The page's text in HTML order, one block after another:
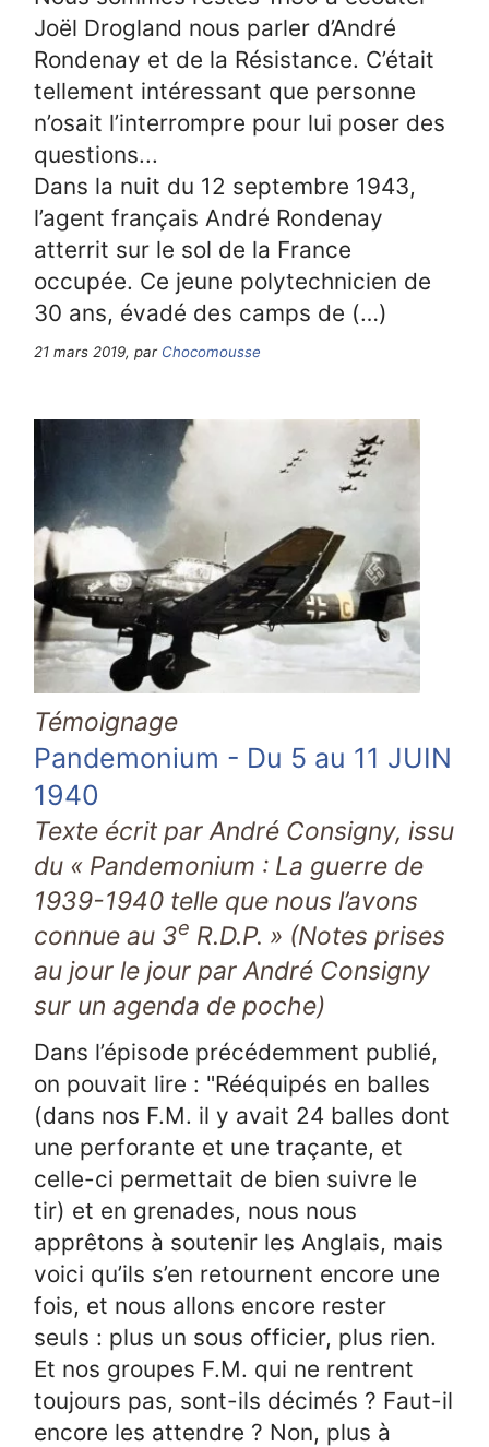
Joël Drogland nous parler d’André
Rondenay et de la Résistance. C’était
tellement intéressant que personne
n’osait l’interrompre pour lui poser des
questions...
Dans la nuit du 12 septembre 1943,
l’agent français André Rondenay
atterrit sur le sol de la France
occupée. Ce jeune polytechnicien de
30 ans, évadé des camps de (…)
21 mars 2019, par Chocomousse
Témoignage
Pandemonium - Du 5 au 11 JUIN
1940
Texte écrit par André Consigny, issu
du « Pandemonium : La guerre de
1939-1940 telle que nous l’avons
connue au 3e R.D.P. » (Notes prises
au jour le jour par André Consigny
sur un agenda de poche)
Dans l’épisode précédemment publié,
on pouvait lire : "Rééquipés en balles
(dans nos F.M. il y avait 24 balles dont
une perforante et une traçante, et
celle-ci permettait de bien suivre le
tir) et en grenades, nous nous
apprêtons à soutenir les Anglais, mais
voici qu’ils s’en retournent encore une
fois, et nous allons encore rester
seuls : plus un sous officier, plus rien.
Et nos groupes F.M. qui ne rentrent
toujours pas, sont-ils décimés ? Faut-il
encore les attendre ? Non, plus à